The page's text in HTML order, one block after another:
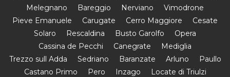
Melegnano
Bareggio Nerviano
Vimodrone
Pieve Emanuele
Carugate Cerro Maggiore
Cesate
Solaro
Rescaldina Busto Garolfo
Opera
Cassina de Pecchi
Canegrate
Mediglia
Trezzo sull Adda
Sedriano Baranzate Arluno
Paullo
Castano Primo
Pero Inzago
Locate di Triulzi